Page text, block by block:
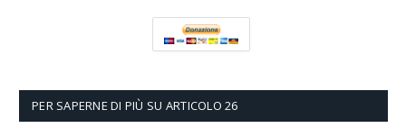
PER SAPERNE DI PIÙ SU ARTICOLO 26